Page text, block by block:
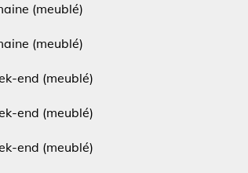
(meublé)
(meublé)
end (meublé)
end (meublé)
end (meublé)